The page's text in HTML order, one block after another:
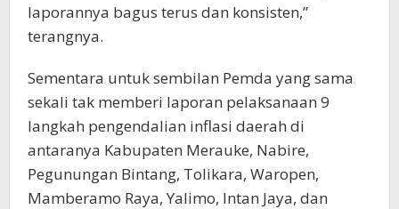
laporannya bagus terus dan konsisten,”
terangnya.
Sementara untuk sembilan Pemda yang sama
sekali tak memberi laporan pelaksanaan 9
langkah pengendalian inflasi daerah di
antaranya Kabupaten Merauke, Nabire,
Pegunungan Bintang, Tolikara, Waropen,
Mamberamo Raya, Yalimo, Intan Jaya, dan